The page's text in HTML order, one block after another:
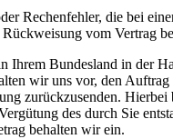
Rechenfehler, die bei
vom Vertrag
Ihrem Bundesland in der
wir uns vor, den Auftrag
zurückzusenden. Hierbei
des durch Sie
behalten wir ein.